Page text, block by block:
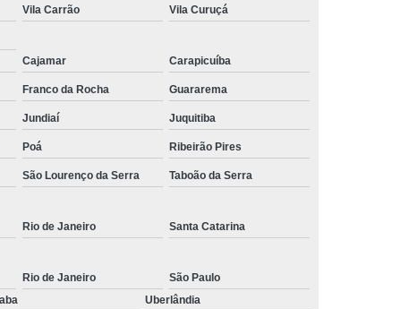
Vila Carrão Vila Curuçá
Cajamar Carapicuíba
Franco da Rocha Guararema
Jundiaí Juquitiba
Poá Ribeirão Pires
São Lourenço da Serra Taboão da Serra
Rio de Janeiro Santa Catarina
Rio de Janeiro
São Paulo
Uberlândia